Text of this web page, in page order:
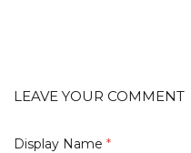
LEAVE YOUR COMMENT
Display Name *